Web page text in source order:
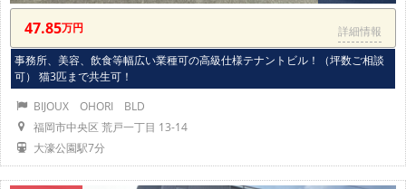
47.85万円
詳細情報
事務所、美容、飲食等幅広い業種可の高級仕様テナントビル！（坪数ご相談
可） 猫3匹まで共生可！
BIJOUX OHORI BLD
福岡市中央区 荒戸一丁目 13-14
大濠公園駅7分